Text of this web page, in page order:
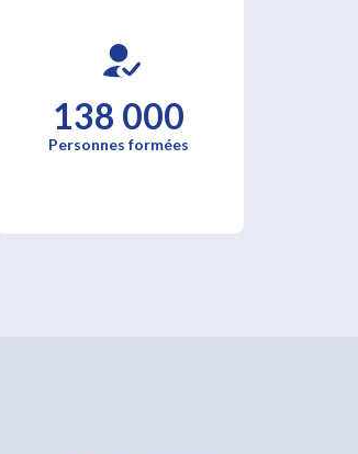
138 000
Personnes formées